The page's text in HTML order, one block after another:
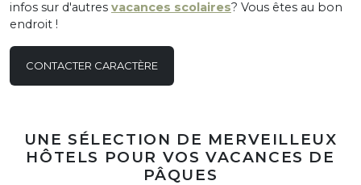
infos sur d'autres vacances scolaires? Vous êtes au bon
endroit !
CONTACTER CARACTÈRE
UNE SÉLECTION DE MERVEILLEUX
HÔTELS POUR VOS VACANCES DE
PÂQUES